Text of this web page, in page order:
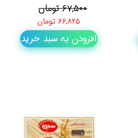
۶۷,۵۰۰ تومان
۶۶,۸۲۵ تومان
افزودن به سبد خرید